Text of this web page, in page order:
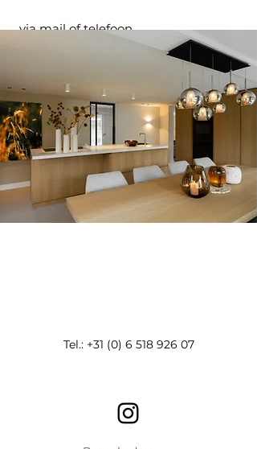
via mail of telefoon.
Plan een vrijblijvend gesprek in
Tel.: +31 (0) 6 518 926 07